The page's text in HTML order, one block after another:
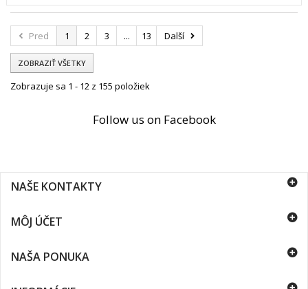
Pred 1 2 3 ... 13 Další
ZOBRAZIŤ VŠETKY
Zobrazuje sa 1 - 12 z 155 položiek
Follow us on Facebook
NAŠE KONTAKTY
MÔJ ÚČET
NAŠA PONUKA